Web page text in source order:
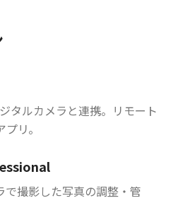
タルカメラと連携。リモート
リ。
で撮影した写真の調整・管